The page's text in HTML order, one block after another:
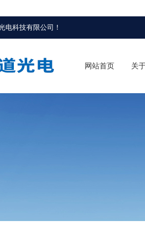
电科技有限公司 ！
网站首页 关